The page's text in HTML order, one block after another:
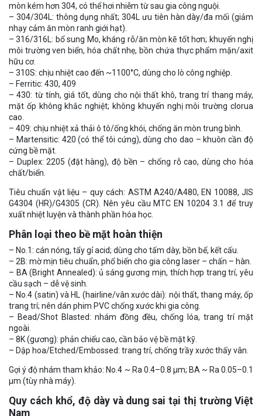
mòn kém hơn 304, có thể hơi nhiễm từ sau gia công nguội.
– 304/304L: thông dụng nhất; 304L ưu tiên hàn dày/đa mối (giảm
nhạy cảm ăn mòn ranh giới hạt).
– 316/316L: bổ sung Mo, kháng rỗ/ăn mòn kẽ tốt hơn; khuyến nghị
môi trường ven biển, hóa chất nhẹ, bồn chứa thực phẩm mặn/axit
hữu cơ.
– 310S: chịu nhiệt cao đến ~1100°C, dùng cho lò công nghiệp.
– Ferritic: 430, 409
– 430: từ tính, giá tốt, dùng cho nội thất khô, trang trí thang máy,
mặt ốp không khắc nghiệt; không khuyến nghị môi trường clorua
cao.
– 409: chịu nhiệt xả thải ô tô/ống khói, chống ăn mòn trung bình.
– Martensitic: 420 (có thể tôi cứng), dùng cho dao – khuôn cần độ
cứng bề mặt.
– Duplex: 2205 (đặt hàng), độ bền – chống rỗ cao, dùng cho hóa
chất/biển.
Tiêu chuẩn vật liệu – quy cách: ASTM A240/A480, EN 10088, JIS
G4304 (HR)/G4305 (CR). Nên yêu cầu MTC EN 10204 3.1 để truy
xuất nhiệt luyện và thành phần hóa học.
Phân loại theo bề mặt hoàn thiện
– No.1: cán nóng, tẩy gỉ acid; dùng cho tấm dày, bồn bể, kết cấu.
– 2B: mờ mịn tiêu chuẩn, phổ biến cho gia công laser – chấn – hàn.
– BA (Bright Annealed): ủ sáng gương mịn, thích hợp trang trí, yêu
cầu sạch – dễ vệ sinh.
– No.4 (satin) và HL (hairline/vân xước dài): nội thất, thang máy, ốp
trang trí; nên dán phim PVC chống xước khi gia công.
– Bead/Shot Blasted: nhám đồng đều, chống lóa, trang trí mặt
ngoài.
– 8K (gương): phản chiếu cao, cần bảo vệ bề mặt kỹ.
– Dập hoa/Etched/Embossed: trang trí, chống trầy xước thấy vân.
Gợi ý độ nhám tham khảo: No.4 ~ Ra 0.4–0.8 µm; BA ~ Ra 0.05–0.1
µm (tùy nhà máy).
Quy cách khổ, độ dày và dung sai tại thị trường Việt
Nam